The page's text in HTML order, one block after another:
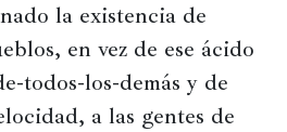
la existencia de
en vez de ese ácido
todos-los-demás y de
a las gentes de